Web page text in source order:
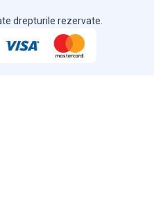
drepturile rezervate.